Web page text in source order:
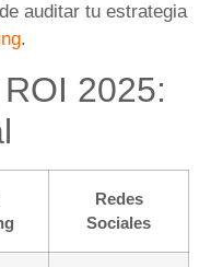
auditar tu estrategia
.
2025:
Redes
Sociales